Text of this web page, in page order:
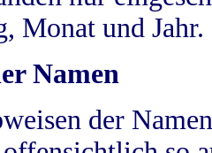
Monat und Jahr.
Namen
der